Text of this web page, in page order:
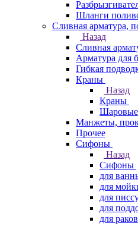
Шланги
Сливная арматура,
Назад
Сливная
Арматура для
Гибкая
Краны
Назад
Краны
Шаровые
Манжеты,
Прочее
Сифоны
Назад
Сифоны
для
для
для
для
для